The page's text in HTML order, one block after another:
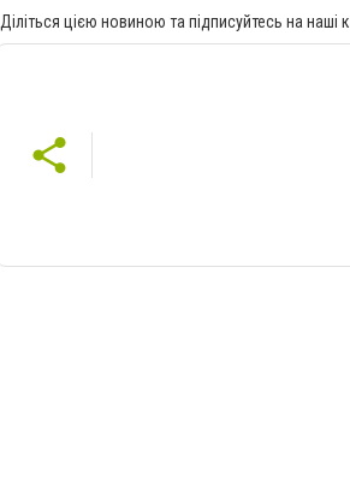
Діліться цією новиною та підписуйтесь на наші